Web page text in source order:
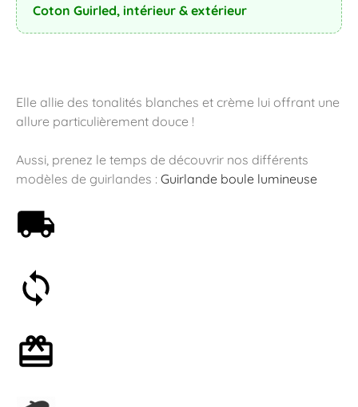
Coton Guirled, intérieur & extérieur
Elle allie des tonalités blanches et crème lui offrant une
allure particulièrement douce !
Aussi, prenez le temps de découvrir nos différents
modèles de guirlandes : Guirlande boule lumineuse